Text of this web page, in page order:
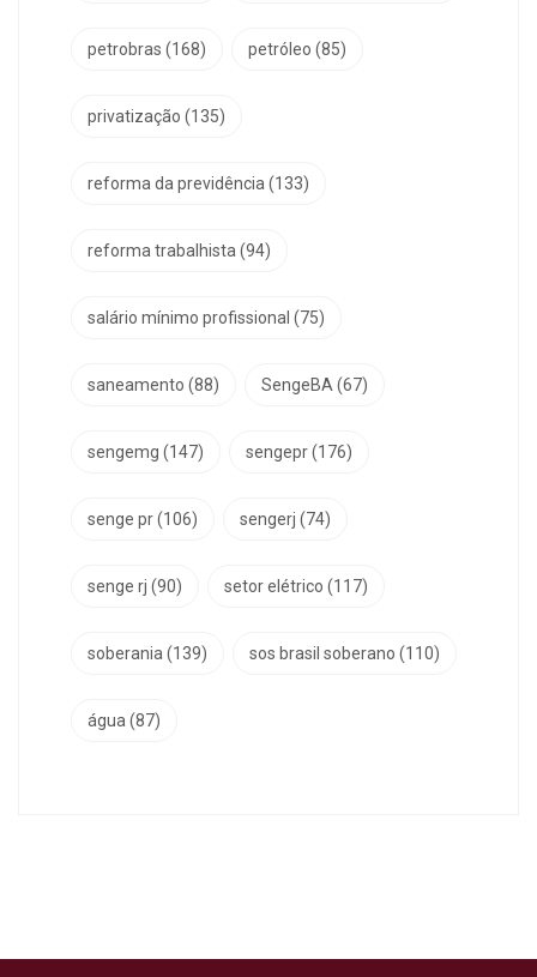
petrobras (168) petróleo (85)
privatização (135)
reforma da previdência(133)
reforma trabalhista(94)
salário mínimo profissional (75)
saneamento (88) SengeBA(67)
sengemg (147) sengepr(176)
senge pr(106) sengerj (74)
senge rj (90) setor elétrico (117)
soberania(139) sos brasil soberano (110)
água(87)